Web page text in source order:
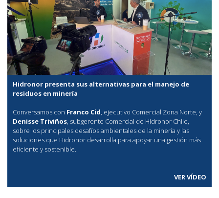
Hidronor presenta sus alternativas para el manejo de
residuos en minería
Conversamos con Franco Cid, ejecutivo Comercial Zona Norte, y
Denisse Triviños, subgerente Comercial de Hidronor Chile,
sobre los principales desafíos ambientales de la minería y las
soluciones que Hidronor desarrolla para apoyar una gestión más
eficiente y sostenible.
VER VÍDEO